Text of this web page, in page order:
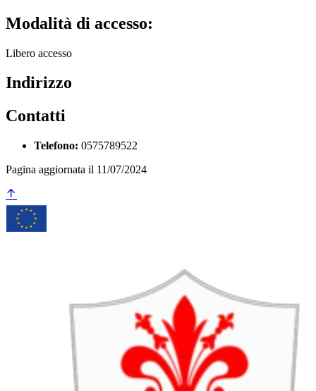
Modalità di accesso:
Libero accesso
Indirizzo
Contatti
Telefono: 0575789522
Pagina aggiornata il 11/07/2024